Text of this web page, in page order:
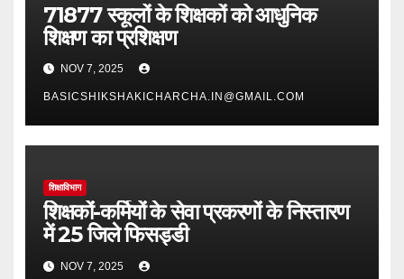
71877 स्कूलों के शिक्षकों को आधुनिक
शिक्षण का प्रशिक्षण
NOV 7, 2025
BASICSHIKSHAKICHARCHA.IN@GMAIL.COM
शिक्षाविभाग
शिक्षकों-कर्मियों के सेवा प्रकरणों के निस्तारण
में 25 जिले फिसड्डी
NOV 7, 2025